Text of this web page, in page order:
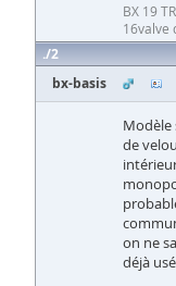
BX 19
16valve
2
bx-basis
Modèle
de
on ne
déjà